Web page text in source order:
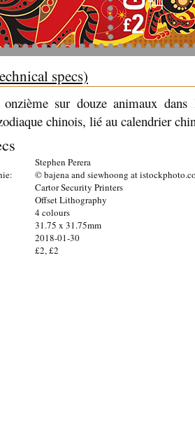
specs)
sur douze animaux dans
chinois, lié au calendrier
Stephen Perera
© bajena and siewhoong at
Cartor Security Printers
Offset Lithography
4 colours
31.75 x 31.75mm
2018-01-30
£2, £2